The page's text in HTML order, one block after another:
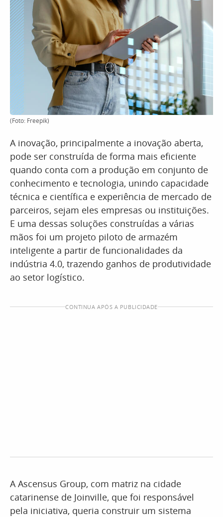
(Foto: Freepik)
A inovação, principalmente a inovação aberta,
pode ser construída de forma mais eficiente
quando conta com a produção em conjunto de
conhecimento e tecnologia, unindo capacidade
técnica e científica e experiência de mercado de
parceiros, sejam eles empresas ou instituições.
E uma dessas soluções construídas a várias
mãos foi um projeto piloto de armazém
inteligente a partir de funcionalidades da
indústria 4.0, trazendo ganhos de produtividade
ao setor logístico.
CONTINUA APÓS A PUBLICIDADE
A Ascensus Group, com matriz na cidade
catarinense de Joinville, que foi responsável
pela iniciativa, queria construir um sistema